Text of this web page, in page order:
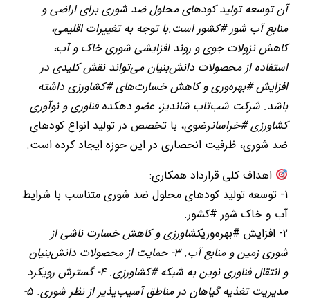
آن توسعه تولید کودهای محلول ضد شوری برای اراضی و
منابع آب شور #کشور است.با توجه به تغییرات اقلیمی،
کاهش نزولات جوی و روند افزایشی شوری خاک و آب،
استفاده از محصولات دانش‌بنیان می‌تواند نقش کلیدی در
افزایش #بهره‌وری و کاهش خسارت‌های #کشاورزی داشته
باشد. شرکت شب‌تاب شاندیز، عضو دهکده فناوری و نوآوری
کشاورزی #خراسانرضوی، با تخصص در تولید انواع کودهای
ضد شوری، ظرفیت انحصاری در این حوزه ایجاد کرده است.
اهداف کلی قرارداد همکاری:
1- توسعه تولید کودهای محلول ضد شوری متناسب با شرایط
آب و خاک شور #کشور.
2- افزایش #بهره‌وری
کشاورزی و کاهش خسارت ناشی از
شوری زمین و منابع آب. 3- حمایت از محصولات دانش‌بنیان
و انتقال فناوری نوین به شبکه #کشاورزی. 4- گسترش رویکرد
مدیریت تغذیه گیاهان در مناطق آسیب‌پذیر از نظر شوری. 5-